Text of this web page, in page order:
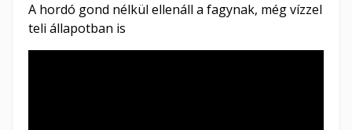
A hordó gond nélkül ellenáll a fagynak, még vízzel
teli állapotban is